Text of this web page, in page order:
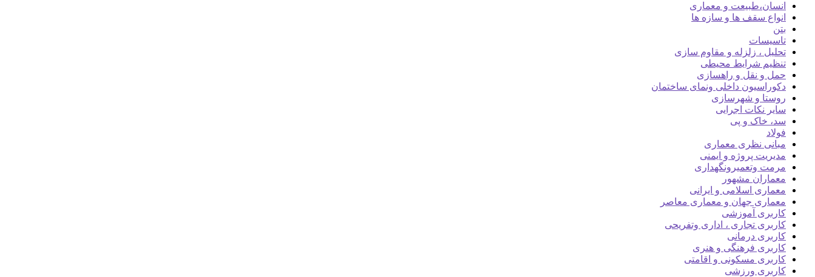
انسان،طبیعت و معماری
انواع سقف ها و سازه ها
بتن
تاسیسات
تحلیل ، زلزله و مقاوم سازی
تنظیم شرایط محیطی
حمل و نقل و راهسازی
دکوراسیون داخلی ونمای ساختمان
روستا و شهرسازی
سایر نکات اجرایی
سد، خاک و پی
فولاد
مبانی نظری معماری
مدیریت پروژه و ایمنی
مرمت وتعمیرونگهداری
معماران مشهور
معماری اسلامی و ایرانی
معماری جهان و معماری معاصر
کاربری آموزشی
کاربری تجاری ، اداری وتفریحی
کاربری درمانی
کاربری فرهنگی و هنری
کاربری مسکونی و اقامتی
کاربری ورزشی